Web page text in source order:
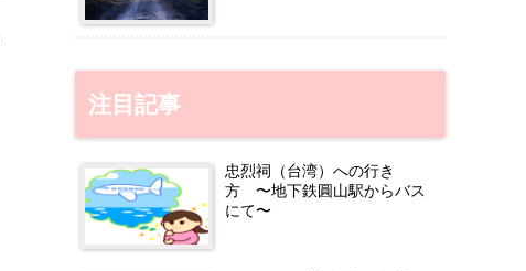
注目記事
忠烈祠（台湾）への行き
方 〜地下鉄圓山駅からバス
にて〜